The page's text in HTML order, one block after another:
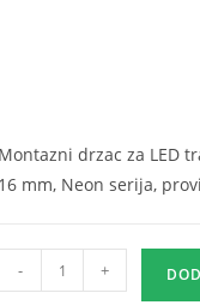
Montazni drzac za LED
16 mm, Neon serija,
- +